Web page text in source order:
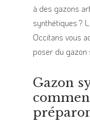
à des gazons
synthétiques ?
Occitans vous
poser du gazon
Gazon